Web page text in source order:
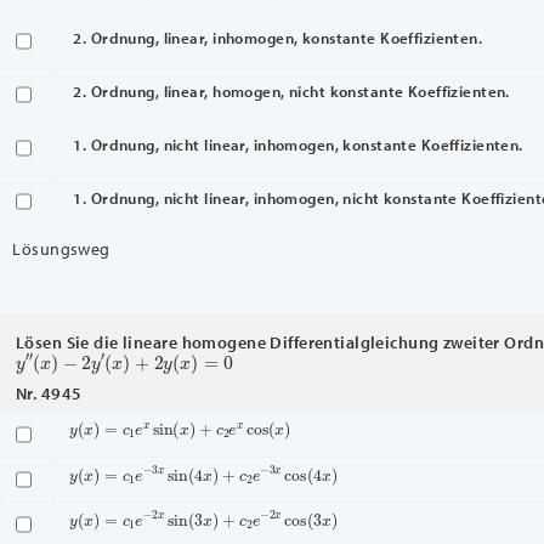
2. Ordnung, linear, inhomogen, konstante Koeffizienten.
2. Ordnung, linear, homogen, nicht konstante Koeffizienten.
1. Ordnung, nicht linear, inhomogen, konstante Koeffizienten.
1. Ordnung, nicht linear, inhomogen, nicht konstante
Lösungsweg
Lösen Sie die lineare homogene Differentialgleichung zweiter
y″(x)−2y ′(x) +2y(x) =0
Nr. 4945
(x ) xsin x + cos x
(x ) −3x sin (4 ) −3x cos( 4 x
(x ) −2x sin (3 ) −2x cos(3 x